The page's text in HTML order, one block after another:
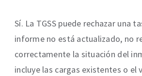
Sí. La TGSS puede rechazar una
informe no está actualizado, no
correctamente la situación del
incluye las cargas existentes o el